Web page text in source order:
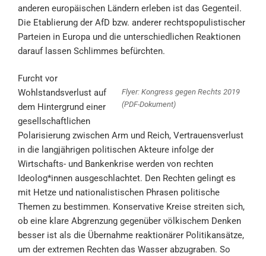
anderen europäischen Ländern erleben ist das Gegenteil.
Die Etablierung der AfD bzw. anderer rechtspopulistischer
Parteien in Europa und die unterschiedlichen Reaktionen
darauf lassen Schlimmes befürchten.
Flyer: Kongress gegen Rechts 2019
(PDF-Dokument)
Furcht vor
Wohlstandsverlust auf
dem Hintergrund einer
gesellschaftlichen
Polarisierung zwischen Arm und Reich, Vertrauensverlust
in die langjährigen politischen Akteure infolge der
Wirtschafts- und Bankenkrise werden von rechten
Ideolog*innen ausgeschlachtet. Den Rechten gelingt es
mit Hetze und nationalistischen Phrasen politische
Themen zu bestimmen. Konservative Kreise streiten sich,
ob eine klare Abgrenzung gegenüber völkischem Denken
besser ist als die Übernahme reaktionärer Politikansätze,
um der extremen Rechten das Wasser abzugraben. So